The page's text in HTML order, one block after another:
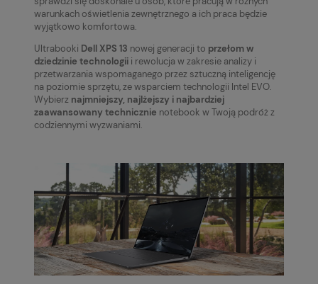
warunkach oświetlenia zewnętrznego a ich praca będzie
wyjątkowo komfortowa.
Ultrabooki Dell XPS 13 nowej generacji to przełom w
dziedzinie technologii i rewolucja w zakresie analizy i
przetwarzania wspomaganego przez sztuczną inteligencję
na poziomie sprzętu, ze wsparciem technologii Intel EVO.
Wybierz najmniejszy, najlżejszy i najbardziej
zaawansowany technicznie notebook w Twoją podróż z
codziennymi wyzwaniami.